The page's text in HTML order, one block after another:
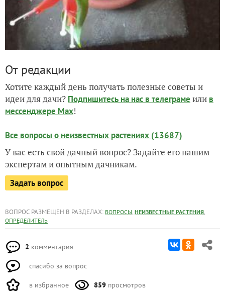
От редакции
Хотите каждый день получать полезные советы и
идеи для дачи? Подпишитесь на нас в телеграме или в
мессенджере Max!
Все вопросы о неизвестных растениях (13687)
У вас есть свой дачный вопрос? Задайте его нашим
экспертам и опытным дачникам.
Задать вопрос
ВОПРОС РАЗМЕЩЕН В РАЗДЕЛАХ: ВОПРОСЫ, НЕИЗВЕСТНЫЕ РАСТЕНИЯ,
ОПРЕДЕЛИТЕЛЬ
2 комментария
спасибо за вопрос
в избранное 859 просмотров